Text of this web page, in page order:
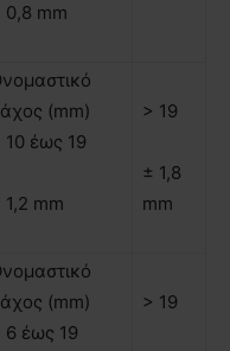
0,8 mm
(mm)
10 έως 19
1,2 mm
> 19
± 1,8
mm
(mm)
6 έως 19
> 19